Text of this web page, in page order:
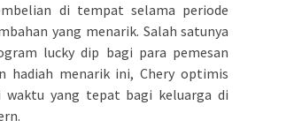
di tempat selama periode
yang menarik. Salah satunya
lucky dip bagi para pemesan
hadiah menarik ini, Chery optimis
waktu yang tepat bagi keluarga di